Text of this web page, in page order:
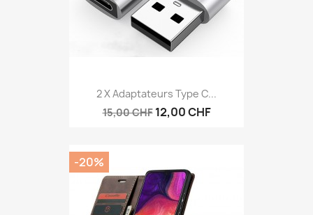
2 X Adaptateurs Type C...
15,00 CHF 12,00 CHF
-20%